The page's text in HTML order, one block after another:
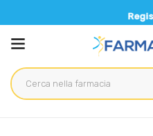
Registrati per